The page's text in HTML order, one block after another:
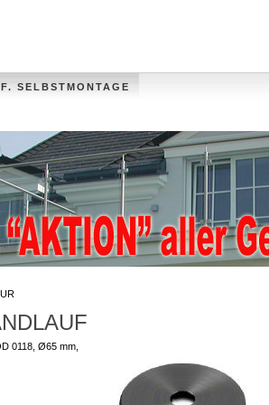
SELBSTMONTAGE
0118, Ø65 mm,